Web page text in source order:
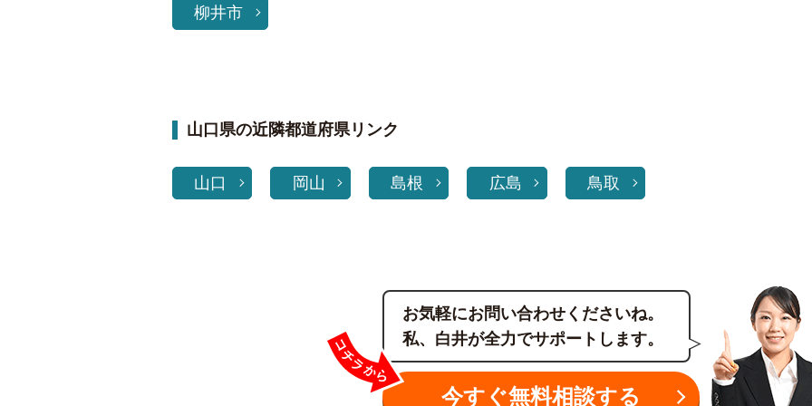
柳井市
山口県の近隣都道府県リンク
山口 岡山 島根 広島 鳥取
お気軽にお問い合わせくださいね。
私、白井が全力でサポートします。
今すぐ無料相談する